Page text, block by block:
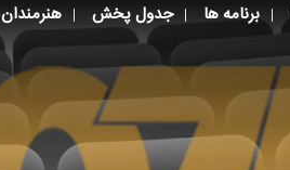
برنامه ها جدول پخش هنرمندان